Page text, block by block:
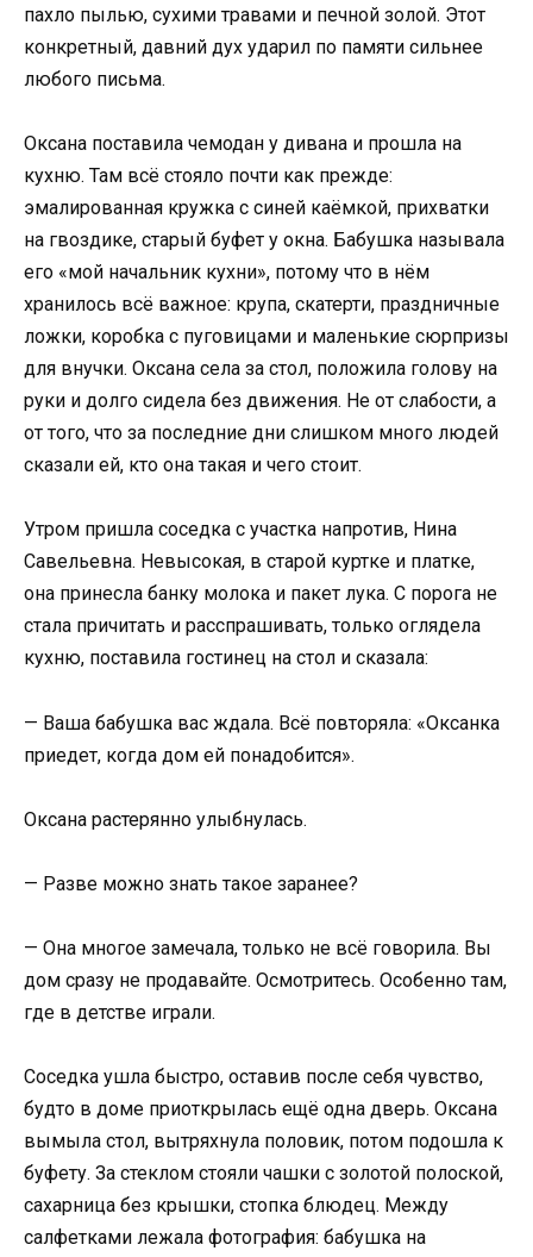
пахло пылью, сухими травами и печной золой. Этот
конкретный, давний дух ударил по памяти сильнее
любого письма.
Оксана поставила чемодан у дивана и прошла на
кухню. Там всё стояло почти как прежде:
эмалированная кружка с синей каёмкой, прихватки
на гвоздике, старый буфет у окна. Бабушка называла
его «мой начальник кухни», потому что в нём
хранилось всё важное: крупа, скатерти, праздничные
ложки, коробка с пуговицами и маленькие сюрпризы
для внучки. Оксана села за стол, положила голову на
руки и долго сидела без движения. Не от слабости, а
от того, что за последние дни слишком много людей
сказали ей, кто она такая и чего стоит.
Утром пришла соседка с участка напротив, Нина
Савельевна. Невысокая, в старой куртке и платке,
она принесла банку молока и пакет лука. С порога не
стала причитать и расспрашивать, только оглядела
кухню, поставила гостинец на стол и сказала:
— Ваша бабушка вас ждала. Всё повторяла: «Оксанка
приедет, когда дом ей понадобится».
Оксана растерянно улыбнулась.
— Разве можно знать такое заранее?
— Она многое замечала, только не всё говорила. Вы
дом сразу не продавайте. Осмотритесь. Особенно там,
где в детстве играли.
Соседка ушла быстро, оставив после себя чувство,
будто в доме приоткрылась ещё одна дверь. Оксана
вымыла стол, вытряхнула половик, потом подошла к
буфету. За стеклом стояли чашки с золотой полоской,
сахарница без крышки, стопка блюдец. Между
салфетками лежала фотография: бабушка на